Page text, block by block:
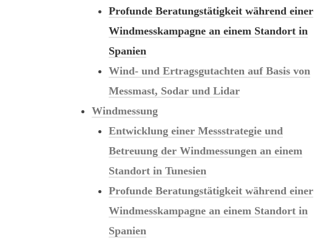
Profunde Beratungstätigkeit während einer
Windmesskampagne an einem Standort in
Spanien
Wind- und Ertragsgutachten auf Basis von
Messmast, Sodar und Lidar
Windmessung
Entwicklung einer Messstrategie und
Betreuung der Windmessungen an einem
Standort in Tunesien
Profunde Beratungstätigkeit während einer
Windmesskampagne an einem Standort in
Spanien